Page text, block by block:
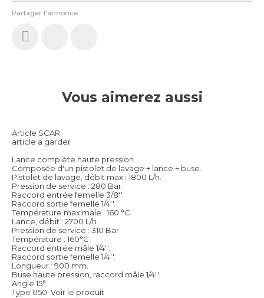
Partager l'annonce
Vous aimerez aussi
Article SCAR
article a garder
Lance complète haute pression.
Composée d'un pistolet de lavage + lance + buse.
Pistolet de lavage, débit max : 1800 L/h.
Pression de service : 280 Bar.
Raccord entrée femelle 3/8''.
Raccord sortie femelle 1/4''.
Température maximale : 160 °C.
Lance, débit : 2700 L/h.
Pression de service : 310 Bar.
Température : 160°C.
Raccord entrée mâle 1/4''.
Raccord sortie femelle 1/4''.
Longueur : 900 mm.
Buse haute pression, raccord mâle 1/4''.
Angle 15°.
Type 050. Voir le produit